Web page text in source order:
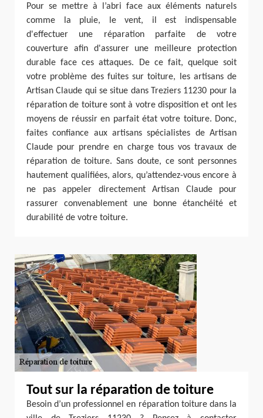
Pour se mettre à l’abri face aux éléments naturels
comme la pluie, le vent, il est indispensable
d'effectuer une réparation parfaite de votre
couverture afin d'assurer une meilleure protection
durable face ces attaques. De ce fait, quelque soit
votre problème des fuites sur toiture, les artisans de
Artisan Claude qui se situe dans Treziers 11230 pour la
réparation de toiture sont à votre disposition et ont les
moyens de réussir en parfait état votre toiture. Donc,
faites confiance aux artisans spécialistes de Artisan
Claude pour prendre en charge tous vos travaux de
réparation de toiture. Sans doute, ce sont personnes
hautement qualifiées, alors, qu’attendez-vous encore à
ne pas appeler directement Artisan Claude pour
rassurer convenablement une bonne étanchéité et
durabilité de votre toiture.
Tout sur la réparation de toiture
Besoin d’un professionnel en réparation toiture dans la